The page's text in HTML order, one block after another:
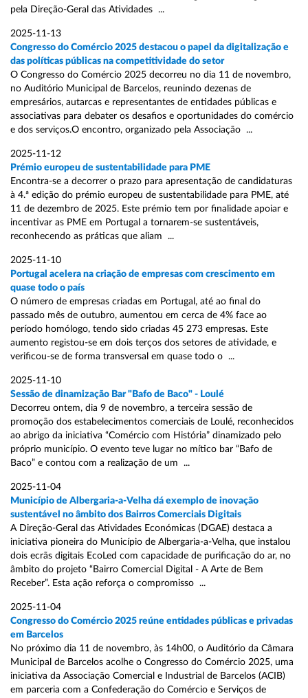
pela Direção-Geral das Atividades ...
2025-11-13
Congresso do Comércio 2025 destacou o papel da digitalização e
das políticas públicas na competitividade do setor
O Congresso do Comércio 2025 decorreu no dia 11 de novembro,
no Auditório Municipal de Barcelos, reunindo dezenas de
empresários, autarcas e representantes de entidades públicas e
associativas para debater os desafios e oportunidades do comércio
e dos serviços.O encontro, organizado pela Associação ...
2025-11-12
Prémio europeu de sustentabilidade para PME
Encontra-se a decorrer o prazo para apresentação de candidaturas
à 4.ª edição do prémio europeu de sustentabilidade para PME, até
11 de dezembro de 2025. Este prémio tem por finalidade apoiar e
incentivar as PME em Portugal a tornarem-se sustentáveis,
reconhecendo as práticas que aliam ...
2025-11-10
Portugal acelera na criação de empresas com crescimento em
quase todo o país
O número de empresas criadas em Portugal, até ao final do
passado mês de outubro, aumentou em cerca de 4% face ao
período homólogo, tendo sido criadas 45 273 empresas. Este
aumento registou-se em dois terços dos setores de atividade, e
verificou-se de forma transversal em quase todo o ...
2025-11-10
Sessão de dinamização Bar "Bafo de Baco" - Loulé
Decorreu ontem, dia 9 de novembro, a terceira sessão de
promoção dos estabelecimentos comerciais de Loulé, reconhecidos
ao abrigo da iniciativa “Comércio com História” dinamizado pelo
próprio município. O evento teve lugar no mítico bar “Bafo de
Baco” e contou com a realização de um ...
2025-11-04
Município de Albergaria-a-Velha dá exemplo de inovação
sustentável no âmbito dos Bairros Comerciais Digitais
A Direção-Geral das Atividades Económicas (DGAE) destaca a
iniciativa pioneira do Município de Albergaria-a-Velha, que instalou
dois ecrãs digitais EcoLed com capacidade de purificação do ar, no
âmbito do projeto “Bairro Comercial Digital - A Arte de Bem
Receber”. Esta ação reforça o compromisso ...
2025-11-04
Congresso do Comércio 2025 reúne entidades públicas e privadas
em Barcelos
No próximo dia 11 de novembro, às 14h00, o Auditório da Câmara
Municipal de Barcelos acolhe o Congresso do Comércio 2025, uma
iniciativa da Associação Comercial e Industrial de Barcelos (ACIB)
em parceria com a Confederação do Comércio e Serviços de